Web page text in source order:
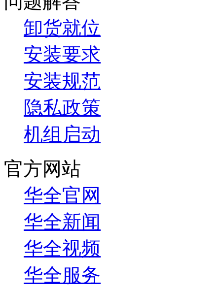
卸货就位
安装要求
安装规范
隐私政策
机组启动
官方网站
华全官网
华全新闻
华全视频
华全服务